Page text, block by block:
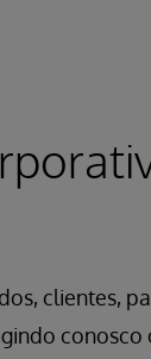
clientes,
conosco